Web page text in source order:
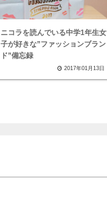
ニコラを読んでいる中学1年生女
子が好きな”ファッションブラン
ド”備忘録
2017年01月13日